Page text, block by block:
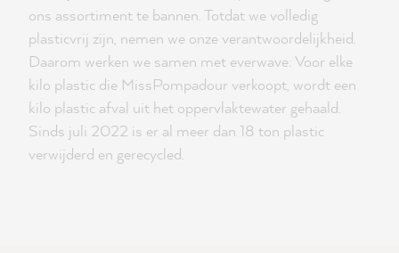
ons assortiment te bannen. Totdat we volledig
plasticvrij zijn, nemen we onze verantwoordelijkheid.
Daarom werken we samen met everwave: Voor elke
kilo plastic die MissPompadour verkoopt, wordt een
kilo plastic afval uit het oppervlaktewater gehaald.
Sinds juli 2022 is er al meer dan 18 ton plastic
verwijderd en gerecycled.